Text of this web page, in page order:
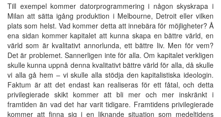
Till exempel kommer datorprogrammering i någon skyskrapa i
Milan att sätta igång produktion i Melbourne, Detroit eller vilken
plats som helst. Vad kommer detta att innebära för möjligheter? Å
ena sidan kommer kapitalet att kunna skapa en bättre värld, en
värld som är kvalitativt annorlunda, ett bättre liv. Men för vem?
Det är problemet. Sannerligen inte för alla. Om kapitalet verkligen
skulle kunna uppnå denna kvalitativt bättre värld för alla, då skulle
vi alla gå hem – vi skulle alla stödja den kapitalistiska ideologin.
Faktum är att det endast kan realiseras för ett fåtal, och detta
privilegierade skikt kommer att bli mer och mer inskränkt i
framtiden än vad det har varit tidigare. Framtidens privilegierade
kommer att finna sig i en liknande situation som medeltidens